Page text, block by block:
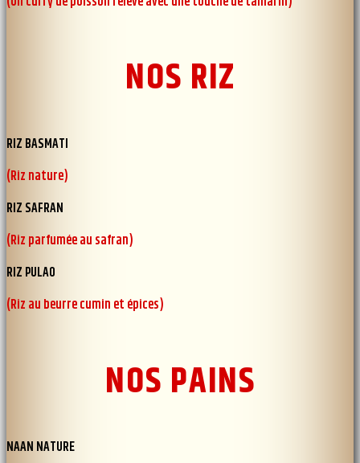
NOS RIZ
RIZ BASMATI
(Riz nature)
RIZ SAFRAN
(Riz parfumée au safran)
RIZ PULAO
(Riz au beurre cumin et épices)
NOS PAINS
NAAN NATURE